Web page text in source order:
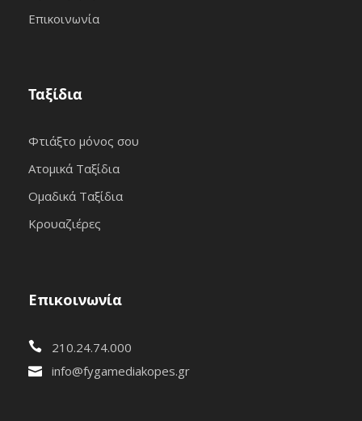
Επικοινωνία
Ταξίδια
Φτιάξτο μόνος σου
Ατομικά Ταξίδια
Ομαδικά Ταξίδια
Κρουαζιέρες
Επικοινωνία
210.24.74.000
info@fygamediakopes.gr